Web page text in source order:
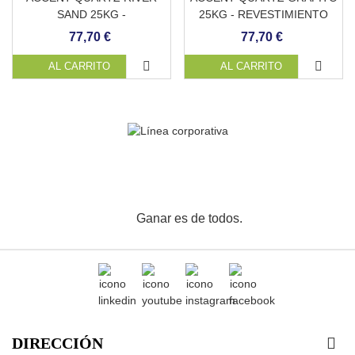
SAND 25KG -
REVESTIMIENTO
77,70 €
AL CARRITO
25KG - REVESTIMIENTO
CONTINUO DE PISCINA
77,70 €
AL CARRITO
Ganar es de todos.
DIRECCIÓN